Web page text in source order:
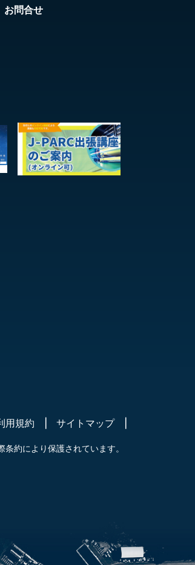
お問合せ
用規約 サイトマップ
約により保護されています。